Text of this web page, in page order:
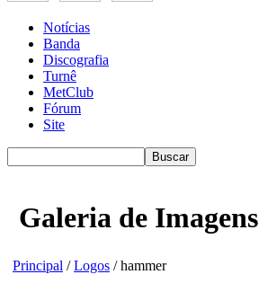
Notícias
Banda
Discografia
Turnê
MetClub
Fórum
Site
Galeria de Imagens
Principal /Logos / hammer